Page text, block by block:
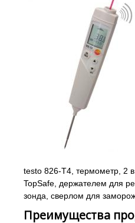
testo 826-T4, термометр, 2
TopSafe, держателем для
зонда, сверлом для
Преимущества